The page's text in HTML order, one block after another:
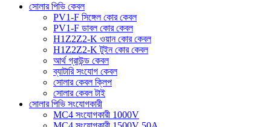
সোলার পিভি কেবল
PV1-F সিঙ্গেল কোর কেবল
PV1-F ডাবল কোর কেবল
H1Z2Z2-K ওয়ান কোর কেবল
H1Z2Z2-K টুইন কোর কেবল
আর্থ গ্রাউন্ড কেবল
ব্যাটারি সংযোগ কেবল
সোলার কেবল ক্লিপ
সোলার কেবল টাই
সোলার পিভি সংযোগকারী
MC4 সংযোগকারী 1000V